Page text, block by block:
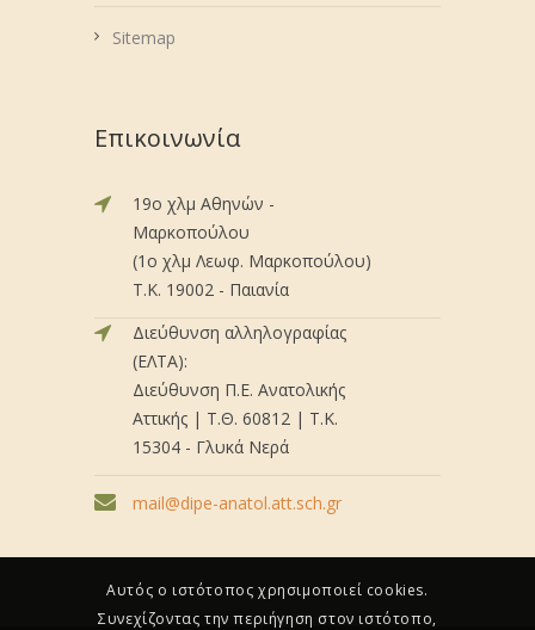
Sitemap
Επικοινωνία
19ο χλμ Αθηνών -
Μαρκοπούλου
(1ο χλμ Λεωφ. Μαρκοπούλου)
Τ.Κ. 19002 - Παιανία
Διεύθυνση αλληλογραφίας
(ΕΛΤΑ):
Διεύθυνση Π.Ε. Ανατολικής
Αττικής | Τ.Θ. 60812 | Τ.Κ.
15304 - Γλυκά Νερά
mail@dipe-anatol.att.sch.gr
Αυτός ο ιστότοπος χρησιμοποιεί cookies.
Συνεχίζοντας την περιήγηση στον ιστότοπο,